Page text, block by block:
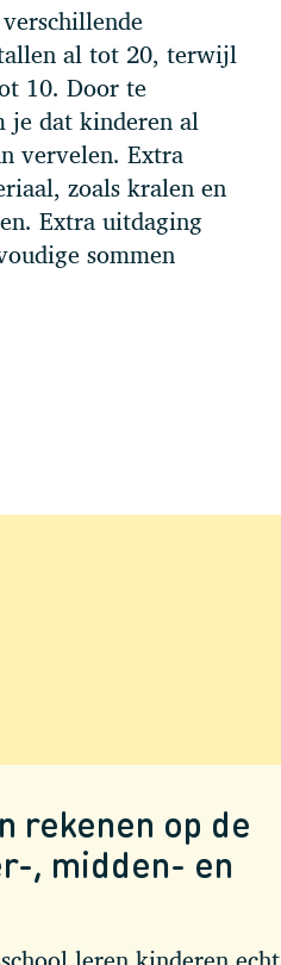
al tot 20, terwijl
10. Door te
je dat kinderen al
vervelen. Extra
zoals kralen en
Extra uitdaging
sommen
rekenen op de
, midden- en